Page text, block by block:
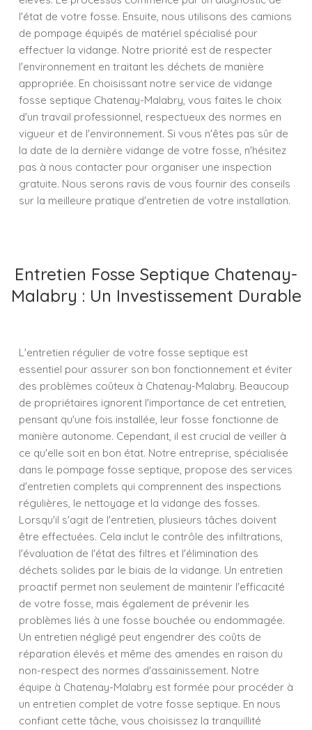
l'état de votre fosse. Ensuite, nous utilisons des camions
de pompage équipés de matériel spécialisé pour
effectuer la vidange. Notre priorité est de respecter
l'environnement en traitant les déchets de manière
appropriée. En choisissant notre service de vidange
fosse septique Chatenay-Malabry, vous faites le choix
d'un travail professionnel, respectueux des normes en
vigueur et de l'environnement. Si vous n'êtes pas sûr de
la date de la dernière vidange de votre fosse, n'hésitez
pas à nous contacter pour organiser une inspection
gratuite. Nous serons ravis de vous fournir des conseils
sur la meilleure pratique d'entretien de votre installation.
Entretien Fosse Septique Chatenay-
Malabry : Un Investissement Durable
L'entretien régulier de votre fosse septique est
essentiel pour assurer son bon fonctionnement et éviter
des problèmes coûteux à Chatenay-Malabry. Beaucoup
de propriétaires ignorent l'importance de cet entretien,
pensant qu'une fois installée, leur fosse fonctionne de
manière autonome. Cependant, il est crucial de veiller à
ce qu'elle soit en bon état. Notre entreprise, spécialisée
dans le pompage fosse septique, propose des services
d'entretien complets qui comprennent des inspections
régulières, le nettoyage et la vidange des fosses.
Lorsqu'il s'agit de l'entretien, plusieurs tâches doivent
être effectuées. Cela inclut le contrôle des infiltrations,
l'évaluation de l'état des filtres et l'élimination des
déchets solides par le biais de la vidange. Un entretien
proactif permet non seulement de maintenir l'efficacité
de votre fosse, mais également de prévenir les
problèmes liés à une fosse bouchée ou endommagée.
Un entretien négligé peut engendrer des coûts de
réparation élevés et même des amendes en raison du
non-respect des normes d'assainissement. Notre
équipe à Chatenay-Malabry est formée pour procéder à
un entretien complet de votre fosse septique. En nous
confiant cette tâche, vous choisissez la tranquillité